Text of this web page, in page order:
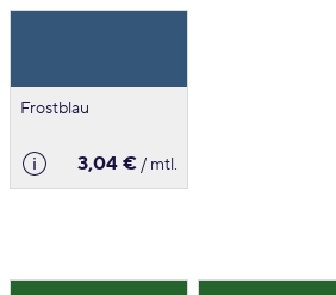
Frostblau
3,04 €/ mtl.